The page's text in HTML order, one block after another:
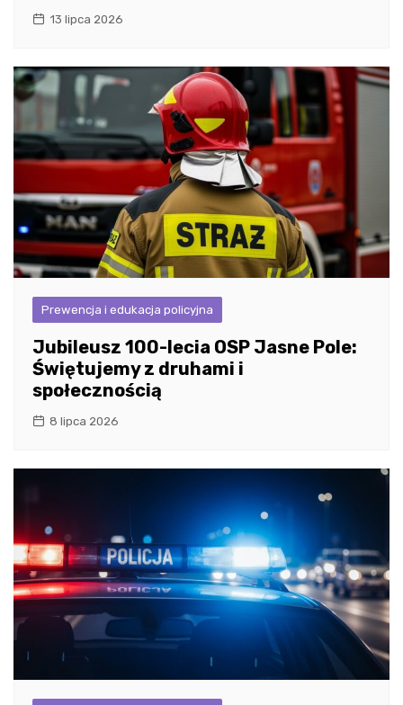
13 lipca 2026
Prewencja i edukacja policyjna
Jubileusz 100-lecia OSP Jasne Pole:
Świętujemy z druhami i
społecznością
8 lipca 2026